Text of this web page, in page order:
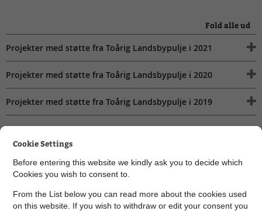
Fold alle ud
Projekter med støtte fra Toårig Landsbypulje i 2021
Projekter med støtte fra Toårig Landsbypulje i 2020
Projekter med støtte fra Toårig Landsbypulje i 2019
Kontakt Udvikling, Kultur og Erhverv
Cookie Settings
Before entering this website we kindly ask you to decide which
Cookies you wish to consent to.
From the List below you can read more about the cookies used
on this website. If you wish to withdraw or edit your consent you